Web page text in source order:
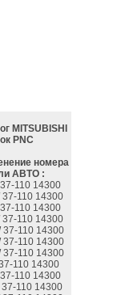
MITSUBISHI
PNC
номера
АВТО :
110 14300
37-110 14300
110 14300
37-110 14300
37-110 14300
37-110 14300
37-110 14300
110 14300
110 14300
37-110 14300